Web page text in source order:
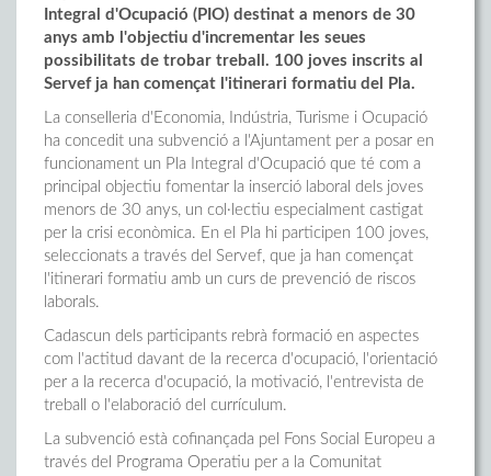
Integral d'Ocupació (PIO) destinat a menors de 30
anys amb l'objectiu d'incrementar les seues
possibilitats de trobar treball. 100 joves inscrits al
Servef ja han començat l'itinerari formatiu del Pla.
La conselleria d'Economia, Indústria, Turisme i Ocupació
ha concedit una subvenció a l'Ajuntament per a posar en
funcionament un Pla Integral d'Ocupació que té com a
principal objectiu fomentar la inserció laboral dels joves
menors de 30 anys, un col·lectiu especialment castigat
per la crisi econòmica. En el Pla hi participen 100 joves,
seleccionats a través del Servef, que ja han començat
l'itinerari formatiu amb un curs de prevenció de riscos
laborals.
Cadascun dels participants rebrà formació en aspectes
com l'actitud davant de la recerca d'ocupació, l'orientació
per a la recerca d'ocupació, la motivació, l'entrevista de
treball o l'elaboració del currículum.
La subvenció està cofinançada pel Fons Social Europeu a
través del Programa Operatiu per a la Comunitat